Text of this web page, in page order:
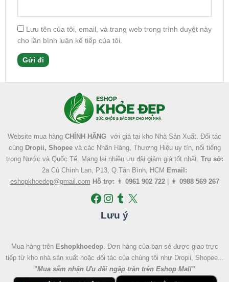
Lưu tên của tôi, email, và trang web trong trình duyệt này
cho lần bình luận kế tiếp của tôi.
Website mua hàng CHÍNH HÃNG với giá tại kho Nhà Sản Xuất. Đối tác
cùng Dropii, Shopeevà các Nhãn Hàng, Thương Hiệu uy tín, nổi tiếng
trong Nước và Quốc Tế. Mang lại nhiều ưu đãi giảm giá tốt nhất. Trụ sở:
2a Cù Chính Lan, P13, Q.Tân Bình, HCM Email:
eshopkhoedep@gmail.com Hỗ trợ: 👨 0961 902 722| 👩 0988 569 267
Lưu ý
Mua hàng trên Eshopkhoedep. Đơn hàng của bạn sẻ được giao trực
tiếp từ kho nhà sản xuất hoặc đối tác của chúng tôi như Dropii, Shopee...
"Mua sắm nhận Ưu đãi ngập tràn trên Eshop Mall"